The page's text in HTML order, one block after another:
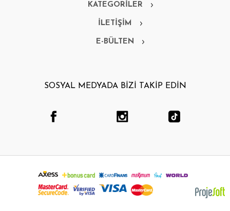
KATEGORİLER
İLETİŞİM
E-BÜLTEN
SOSYAL MEDYADA BİZİ TAKİP EDİN